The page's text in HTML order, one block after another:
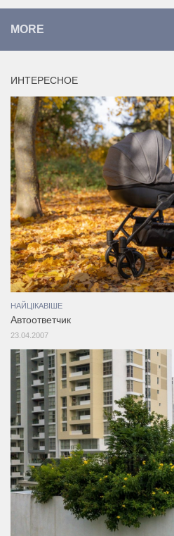
MORE
ИНТЕРЕСНОЕ
НАЙЦІКАВІШЕ
Автоответчик
23.04.2007